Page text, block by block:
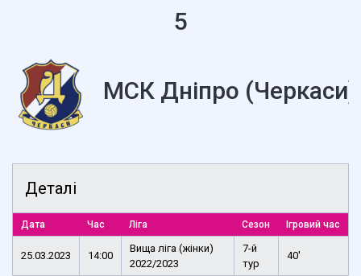
5
МСК Дніпро (Черкаси)
Деталі
Дата Час Ліга Сезон Ігровий час
25.03.2023 14:00
Вища ліга (жінки)
2022/2023
7-й
тур
40'